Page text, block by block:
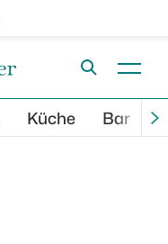
Küche Bar